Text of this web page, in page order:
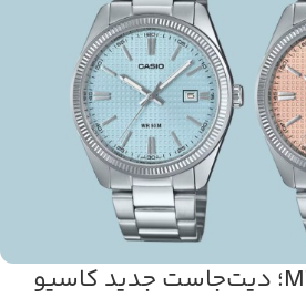
کاسیو MTP-1302PE؛ دیت‌جاست جدید کاسیو